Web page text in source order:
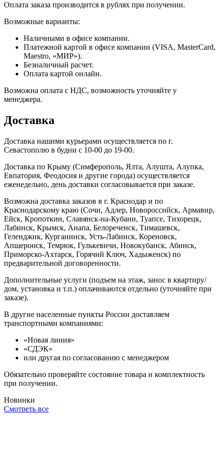
Оплата заказа производится в рублях при получении.
Возможные варианты:
Наличными в офисе компании.
Платежной картой в офисе компании (VISA, MasterCard,
Maestro, «МИР»).
Безналичный расчет.
Оплата картой онлайн.
Возможна оплата с НДС, возможность уточняйте у
менеджера.
Доставка
Доставка нашими курьерами осуществляется по г.
Севастополю в будни с 10-00 до 19-00.
Доставка по Крыму (Симферополь, Ялта, Алушта, Алупка,
Евпатория, Феодосия и другие города) осуществляется
еженедельно, день доставки согласовывается при заказе.
Возможна доставка заказов в г. Краснодар и по
Краснодарскому краю (Сочи, Адлер, Новороссийск, Армавир,
Ейск, Кропоткин, Славянск-на-Кубани, Туапсе, Тихорецк,
Лабинск, Крымск, Анапа, Белореченск, Тимашевск,
Геленджик, Курганинск, Усть-Лабинск, Кореновск,
Апшеронск, Темрюк, Гулькевичи, Новокубанск, Абинск,
Приморско-Ахтарск, Горячий Ключ, Хадыженск) по
предварительной договоренности.
Дополнительные услуги (подъем на этаж, занос в квартиру/
дом, установка и т.п.) оплачиваются отдельно (уточняйте при
заказе).
В другие населенные пункты России доставляем
транспортными компаниями:
«Новая линия»
«СДЭК»
или другая по согласованию с менеджером
Обязательно проверяйте состояние товара и комплектность
при получении.
Новинки
Смотреть все